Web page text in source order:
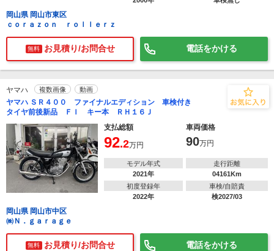
岡山県 岡山市東区
ｃｏｒａｚｏｎ ｒｏｌｌｅｒｚ
無料 お見積り/お問合せ 電話をかける
ヤマハ 複数画像 動画
ヤマハ ＳＲ４００ ファイナルエディション 車検付き
タイヤ前後新品 ＦＩ キー本 ＲＨ１６Ｊ
支払総額
車両価格
92.2万円 90万円
モデル年式
2021年
走行距離
04161Km
初度登録年
2022年
車検/自賠責
検2027/03
岡山県 岡山市中区
㈱Ｎ．ｇａｒａｇｅ
無料 お見積り/お問合せ 電話をかける